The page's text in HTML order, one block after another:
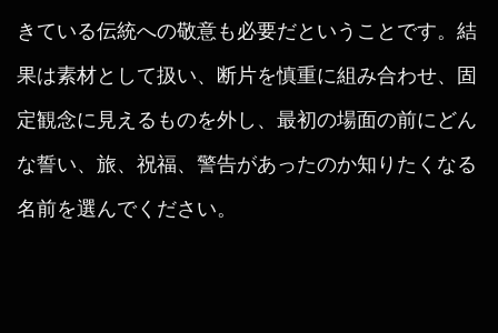
きている伝統への敬意も必要だということです。結
果は素材として扱い、断片を慎重に組み合わせ、固
定観念に見えるものを外し、最初の場面の前にどん
な誓い、旅、祝福、警告があったのか知りたくなる
名前を選んでください。